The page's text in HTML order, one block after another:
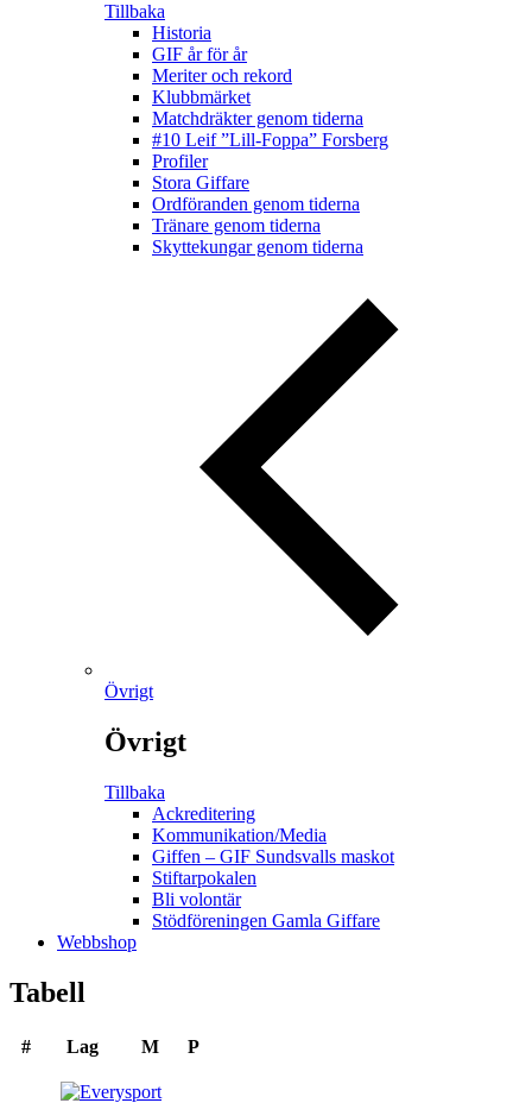
Tillbaka
Historia
GIF år för år
Meriter och rekord
Klubbmärket
Matchdräkter genom tiderna
#10 Leif ”Lill-Foppa” Forsberg
Profiler
Stora Giffare
Ordföranden genom tiderna
Tränare genom tiderna
Skyttekungar genom tiderna
Övrigt
Övrigt
Tillbaka
Ackreditering
Kommunikation/Media
Giffen – GIF Sundsvalls maskot
Stiftarpokalen
Bli volontär
Stödföreningen Gamla Giffare
Webbshop
Tabell
# Lag M P